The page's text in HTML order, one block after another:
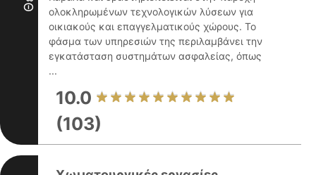
ολοκληρωμένων τεχνολογικών λύσεων για
οικιακούς και επαγγελματικούς χώρους. Το
φάσμα των υπηρεσιών της περιλαμβάνει την
εγκατάσταση συστημάτων ασφαλείας, όπως
...
10.0
(103)